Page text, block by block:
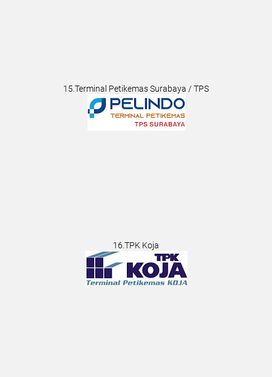
15.Terminal Petikemas Surabaya / TPS
16.TPK Koja